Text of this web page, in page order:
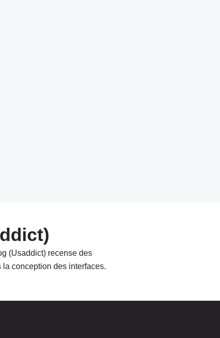
(Usaddict) recense des
la conception des interfaces.